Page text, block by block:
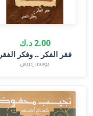
2.00 د.ك
فقر الفكر .. وفكر الفقر
يوسف إدريس